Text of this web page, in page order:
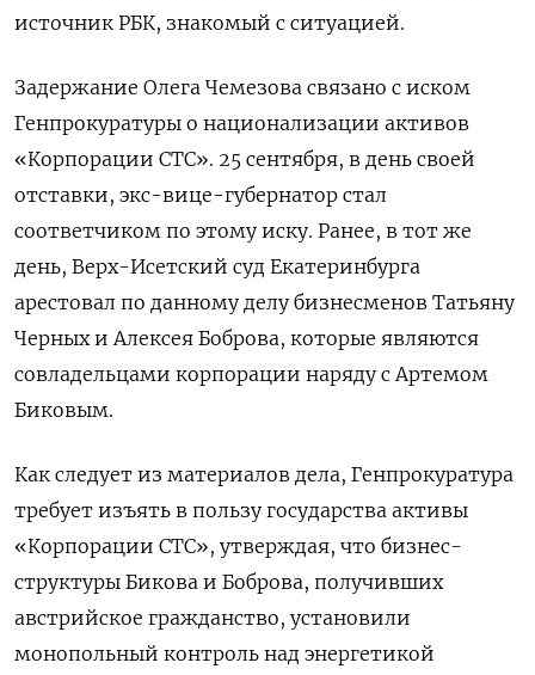
источник РБК, знакомый с ситуацией.
Задержание Олега Чемезова связано с иском
Генпрокуратуры о национализации активов
«Корпорации СТС». 25 сентября, в день своей
отставки, экс-вице-губернатор стал
соответчиком по этому иску. Ранее, в тот же
день, Верх-Исетский суд Екатеринбурга
арестовал по данному делу бизнесменов Татьяну
Черных и Алексея Боброва, которые являются
совладельцами корпорации наряду с Артемом
Биковым.
Как следует из материалов дела, Генпрокуратура
требует изъять в пользу государства активы
«Корпорации СТС», утверждая, что бизнес-
структуры Бикова и Боброва, получивших
австрийское гражданство, установили
монопольный контроль над энергетикой